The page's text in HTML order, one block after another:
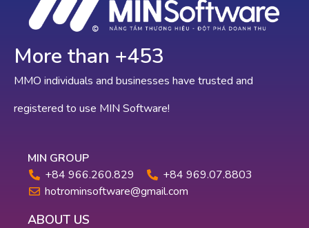
MMO individuals and businesses have trusted and
registered to use MIN Software!
More than +628
MIN GROUP
+84 966.260.829
+84 969.07.8803
hotrominsoftware@gmail.com
ABOUT US